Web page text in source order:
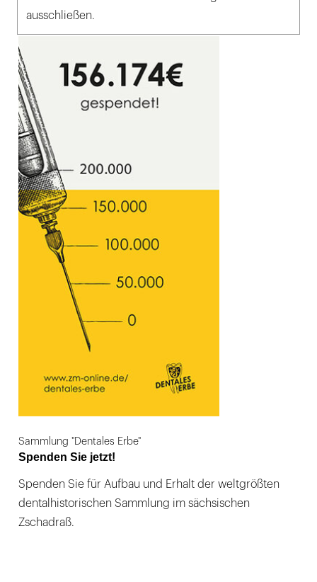
ausschließen.
Sammlung "Dentales Erbe"
Spenden Sie jetzt!
Spenden Sie für Aufbau und Erhalt der weltgrößten
dentalhistorischen Sammlung im sächsischen
Zschadraß.